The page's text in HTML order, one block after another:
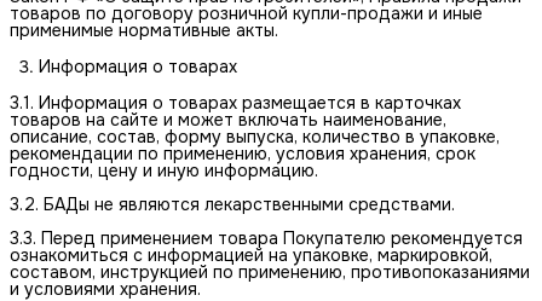
товаров по договору розничной купли-продажи и иные
применимые нормативные акты.
Информация о товарах
3.1. Информация о товарах размещается в карточках
товаров на сайте и может включать наименование,
описание, состав, форму выпуска, количество в упаковке,
рекомендации по применению, условия хранения, срок
годности, цену и иную информацию.
3.2. БАДы не являются лекарственными средствами.
3.3. Перед применением товара Покупателю рекомендуется
ознакомиться с информацией на упаковке, маркировкой,
составом, инструкцией по применению, противопоказаниями
и условиями хранения.